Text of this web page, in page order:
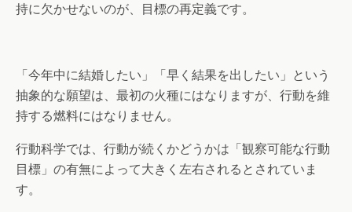
持に欠かせないのが、目標の再定義です。
「今年中に結婚したい」「早く結果を出したい」という
抽象的な願望は、最初の火種にはなりますが、行動を維
持する燃料にはなりません。
行動科学では、行動が続くかどうかは「観察可能な行動
目標」の有無によって大きく左右されるとされていま
す。